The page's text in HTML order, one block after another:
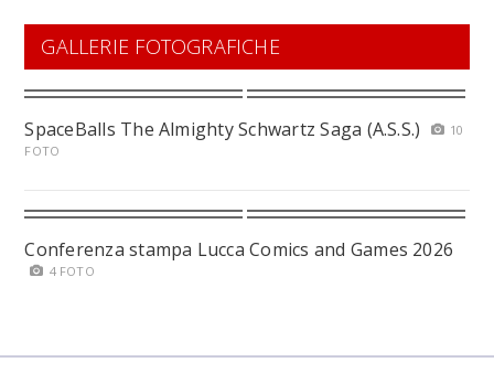
GALLERIE FOTOGRAFICHE
SpaceBalls The Almighty Schwartz Saga (A.S.S.)
10
FOTO
Conferenza stampa Lucca Comics and Games 2026
4 FOTO